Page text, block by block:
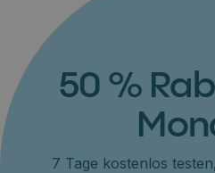
50 %
7 Tage kostenlos